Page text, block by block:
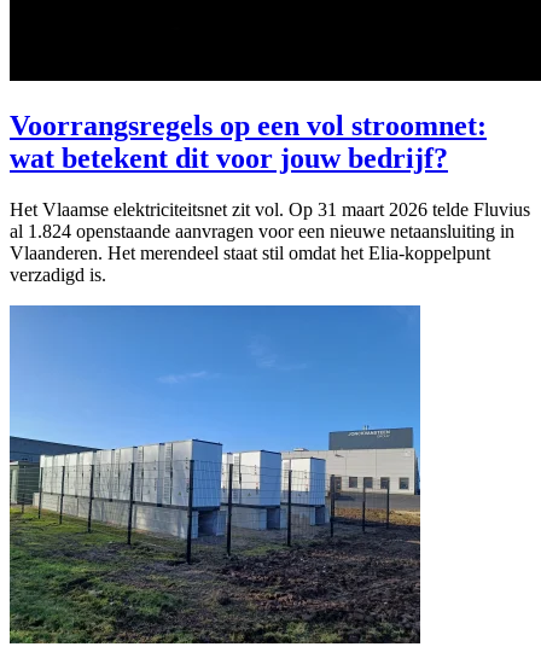
Voorrangsregels op een vol stroomnet:
wat betekent dit voor jouw bedrijf?
Het Vlaamse elektriciteitsnet zit vol. Op 31 maart 2026 telde Fluvius
al 1.824 openstaande aanvragen voor een nieuwe netaansluiting in
Vlaanderen. Het merendeel staat stil omdat het Elia-koppelpunt
verzadigd is.